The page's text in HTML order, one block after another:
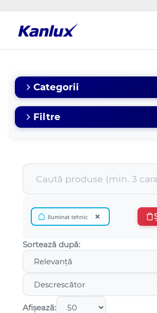
główna
Categorii
Filtre
Iluminat tehnic ×
Sortează după:
Afișează: